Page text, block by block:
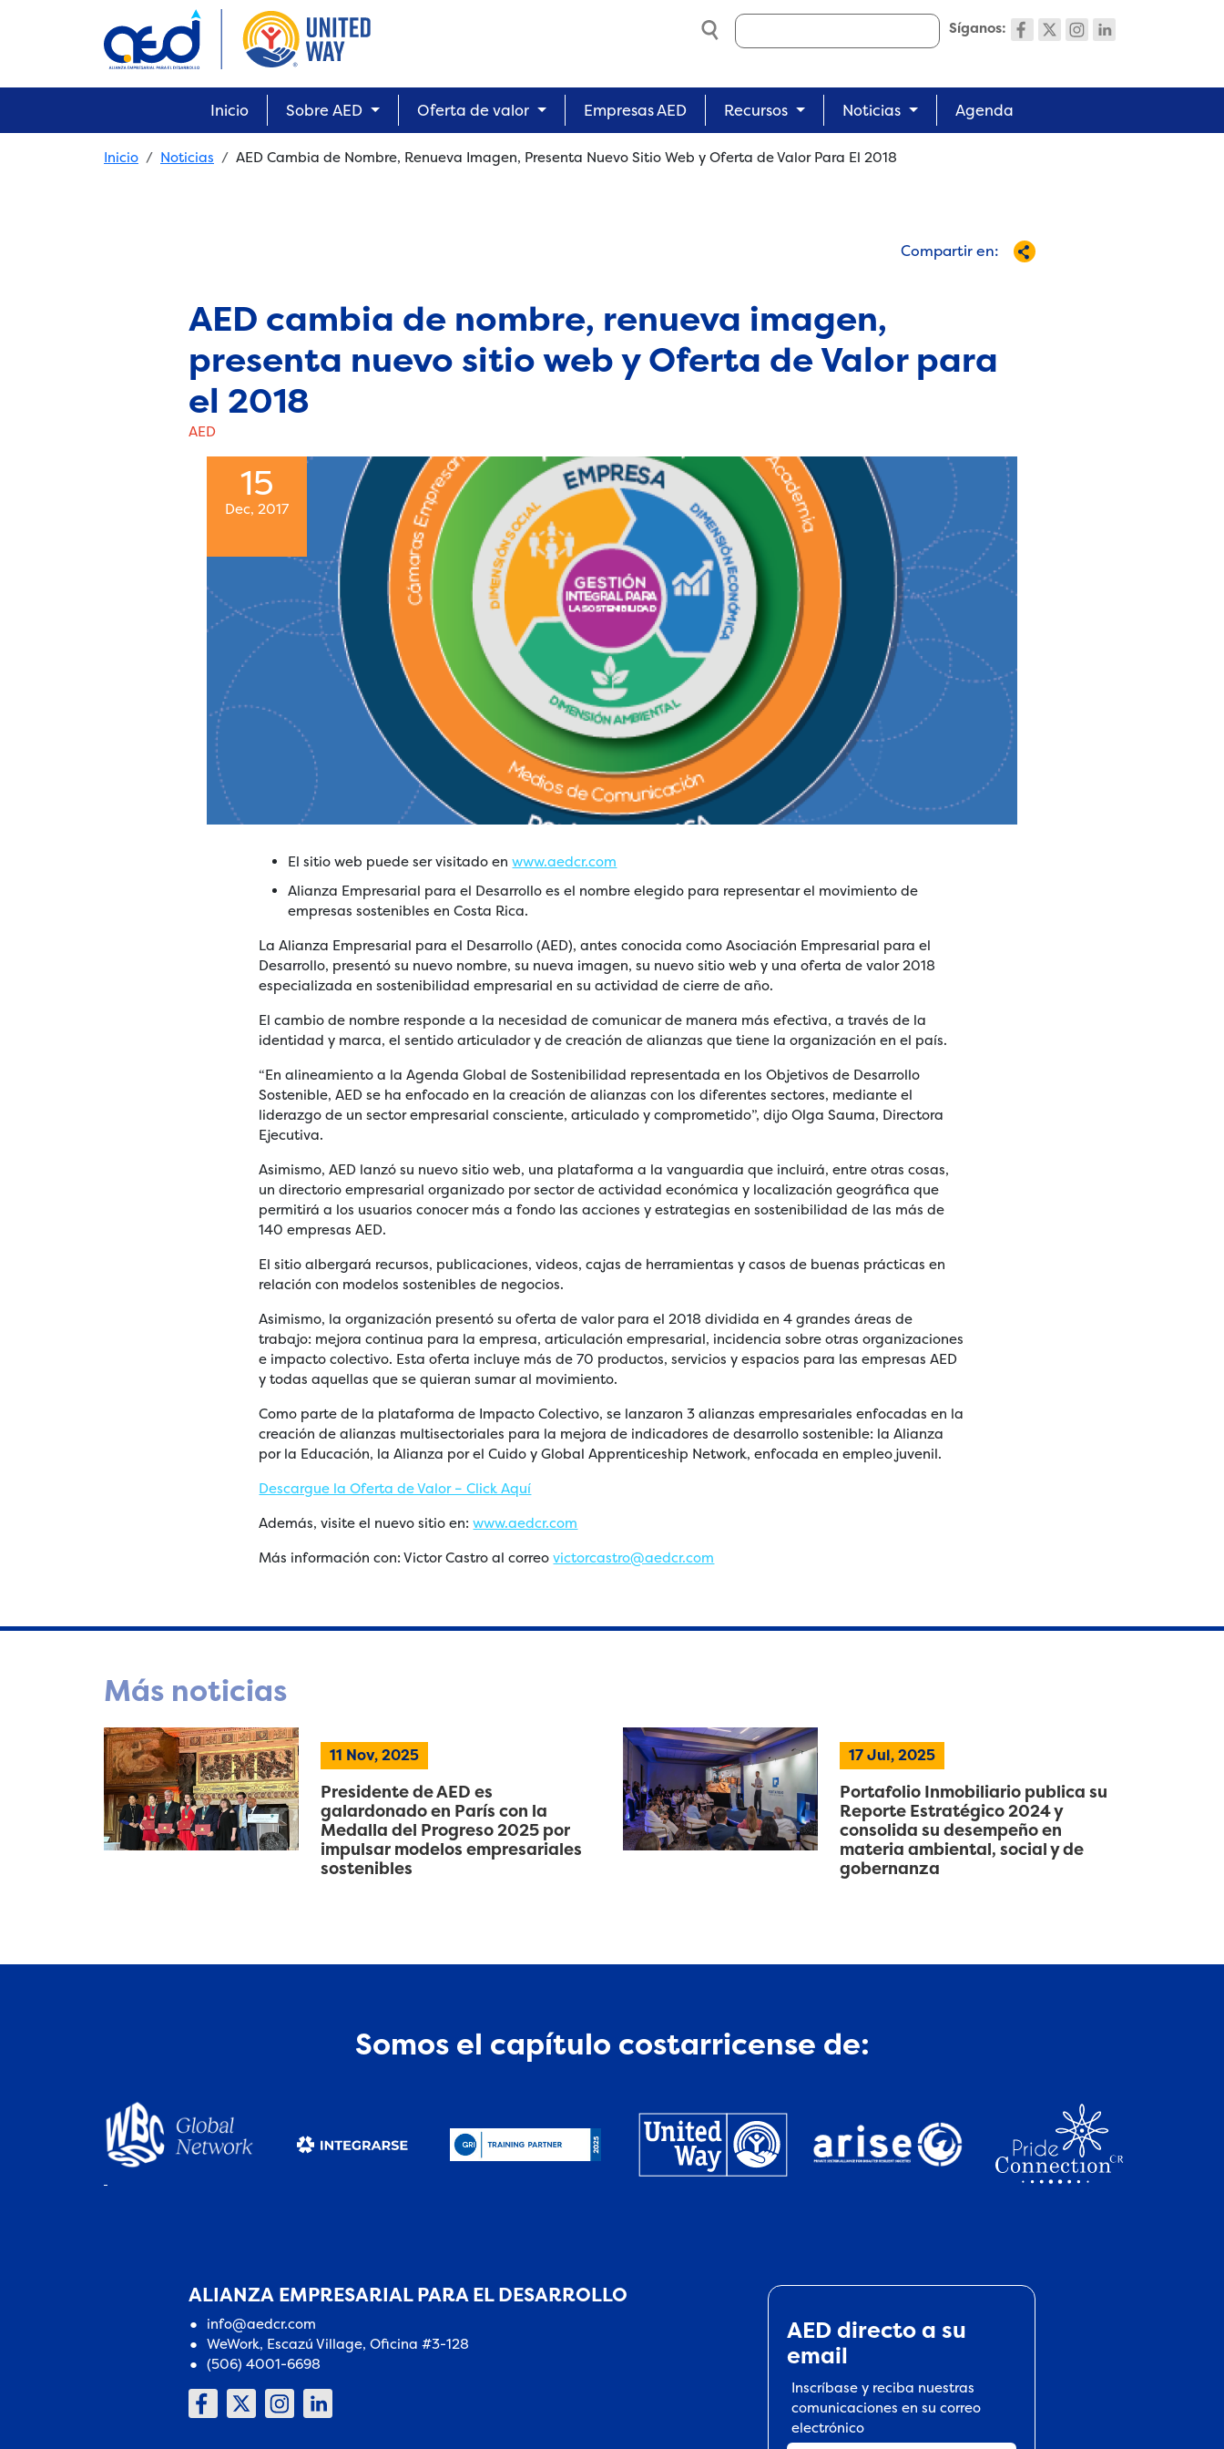
Síganos:
Search
Main navigation
Inicio Sobre AED Oferta de valor Empresas AED Recursos Noticias Agenda
Breadcrumb
Inicio Noticias AED Cambia de Nombre, Renueva Imagen, Presenta Nuevo Sitio Web y Oferta de Valor Para El 2018
Compartir en:
AED cambia de nombre, renueva imagen,
presenta nuevo sitio web y Oferta de Valor para
el 2018
AED
15
Dec, 2017
El sitio web puede ser visitado enwww.aedcr.com
Alianza Empresarial para el Desarrollo es el nombre elegido para representar el movimiento de
empresas sostenibles en Costa Rica.
La Alianza Empresarial para el Desarrollo (AED), antes conocida como Asociación Empresarial para el
Desarrollo, presentó su nuevo nombre, su nueva imagen, su nuevo sitio web y una oferta de valor 2018
especializada en sostenibilidad empresarial en su actividad de cierre de año.
El cambio de nombre responde a la necesidad de comunicar de manera más efectiva, a través de la
identidad y marca, el sentido articulador y de creación de alianzas que tiene la organización en el país.
“En alineamiento a la Agenda Global de Sostenibilidad representada en los Objetivos de Desarrollo
Sostenible, AED se ha enfocado en la creación de alianzas con los diferentes sectores, mediante el
liderazgo de un sector empresarial consciente, articulado y comprometido”, dijo Olga Sauma, Directora
Ejecutiva.
Asimismo, AED lanzó su nuevo sitio web, una plataforma a la vanguardia que incluirá, entre otras cosas,
un directorio empresarial organizado por sector de actividad económica y localización geográfica que
permitirá a los usuarios conocer más a fondo las acciones y estrategias en sostenibilidad de las más de
140 empresas AED.
El sitio albergará recursos, publicaciones, videos, cajas de herramientas y casos de buenas prácticas en
relación con modelos sostenibles de negocios.
Asimismo, la organización presentó su oferta de valor para el 2018 dividida en 4 grandes áreas de
trabajo: mejora continua para la empresa, articulación empresarial, incidencia sobre otras organizaciones
e impacto colectivo. Esta oferta incluye más de 70 productos, servicios y espacios para las empresas AED
y todas aquellas que se quieran sumar al movimiento.
Como parte de la plataforma de Impacto Colectivo, se lanzaron 3 alianzas empresariales enfocadas en la
creación de alianzas multisectoriales para la mejora de indicadores de desarrollo sostenible: la Alianza
por la Educación, la Alianza por el Cuido y Global Apprenticeship Network, enfocada en empleo juvenil.
Descargue la Oferta de Valor – Click Aquí
Además, visite el nuevo sitio en:www.aedcr.com
Más información con: Victor Castro al correovictorcastro@aedcr.com
Más noticias
11 Nov, 2025
Presidente de AED es
galardonado en París con la
Medalla del Progreso 2025 por
impulsar modelos empresariales
sostenibles
17 Jul, 2025
Portafolio Inmobiliario publica su
Reporte Estratégico 2024 y
consolida su desempeño en
materia ambiental, social y de
gobernanza
Somos el capítulo costarricense de:
ALIANZA EMPRESARIAL PARA EL DESARROLLO
info@aedcr.com
WeWork, Escazú Village, Oficina #3-128
(506) 4001-6698
AED directo a su
email
Inscríbase y reciba nuestras
comunicaciones en su correo
electrónico